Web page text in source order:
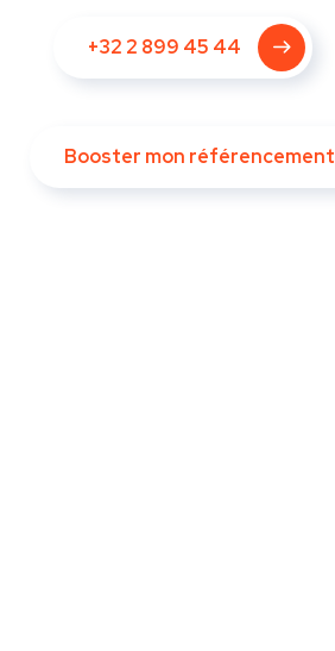
+32 2 899 45 44
Booster mon référencement